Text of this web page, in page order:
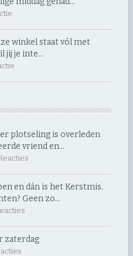
winkel staat vól met
jij je inte…
plotseling is overleden
vriend en…
en dán is het Kerstmis.
Geen zo…
zaterdag